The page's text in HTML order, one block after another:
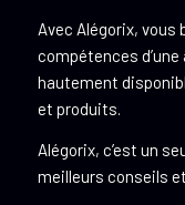
Avec Alégorix,
compétences
hautement
et produits.
Alégorix, c’est un
meilleurs conseils